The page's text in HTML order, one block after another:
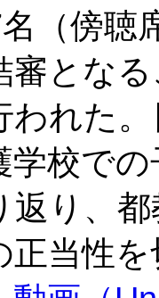
（傍聴
審とな
われた
学校で
返り、
正当性